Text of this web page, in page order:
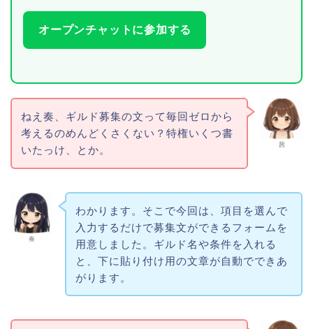
オープンチャットに参加する
茜
ねえ奏、ギルド募集の文って毎回ゼロから
考えるのめんどくさくない？特権いくつ書
いたっけ、とか。
奏
わかります。そこで今回は、項目を選んで
入力するだけで募集文ができるフォームを
用意しました。ギルド名や条件を入れる
と、下に貼り付け用の文章が自動でできあ
がります。